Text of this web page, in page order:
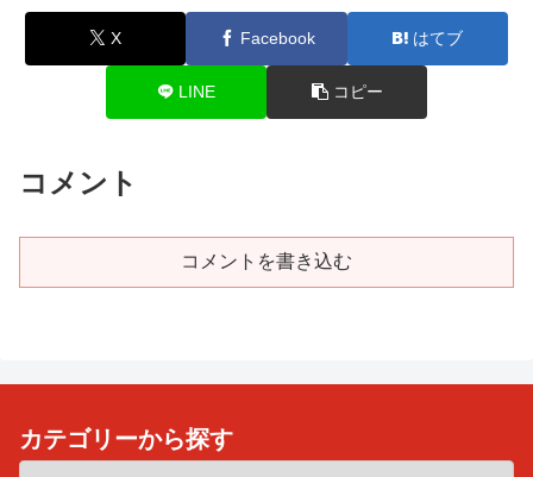
X Facebook はてブ
LINE コピー
コメント
コメントを書き込む
カテゴリーから探す